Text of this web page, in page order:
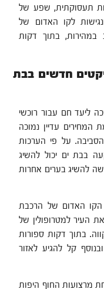
תעסוקתית, שפע של
לקו האדום של
בתוך דקות
חדשים בבת
ליעד חם עבור רוכשי
עדיין נמוכה
על פי הערכות
בבת ים יכול להשיג
וזו תשואה שקשה להשיג בערים אחרות
הקו האדום של הרכבת
העיר למטרופולין של
בתוך דקות ספורות
קל להגיע לאזור
מרצועות החוף היפות